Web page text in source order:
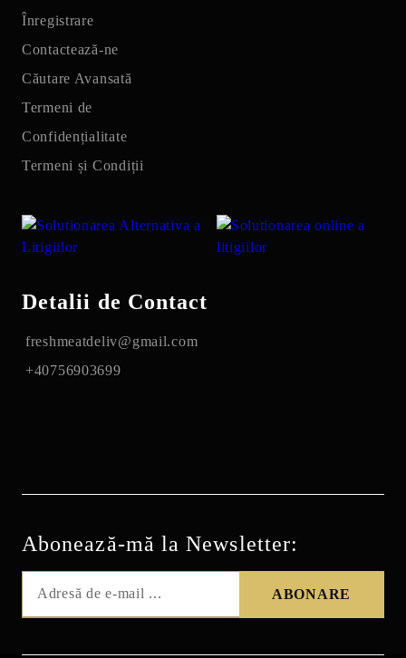
Înregistrare
Contactează-ne
Căutare Avansată
Termeni de
Confidențialitate
Termeni și Condiții
Detalii de Contact
freshmeatdeliv@gmail.com
+40756903699
Abonează-mă la Newsletter: